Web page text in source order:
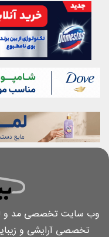
وب سایت تخصصی مد و
تخصصی آرایشی و